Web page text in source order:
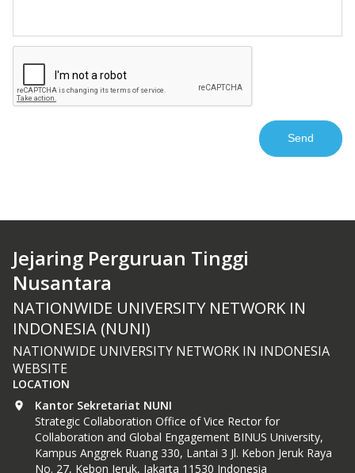
Jejaring Perguruan Tinggi
Nusantara
NATIONWIDE UNIVERSITY NETWORK IN
INDONESIA (NUNI)
NATIONWIDE UNIVERSITY NETWORK IN INDONESIA
WEBSITE
LOCATION
Kantor Sekretariat NUNI
Strategic Collaboration Office of Vice Rector for
Collaboration and Global Engagement BINUS University,
Kampus Anggrek Ruang 330, Lantai 3 Jl. Kebon Jeruk Raya
No. 27, Kebon Jeruk, Jakarta 11530 Indonesia